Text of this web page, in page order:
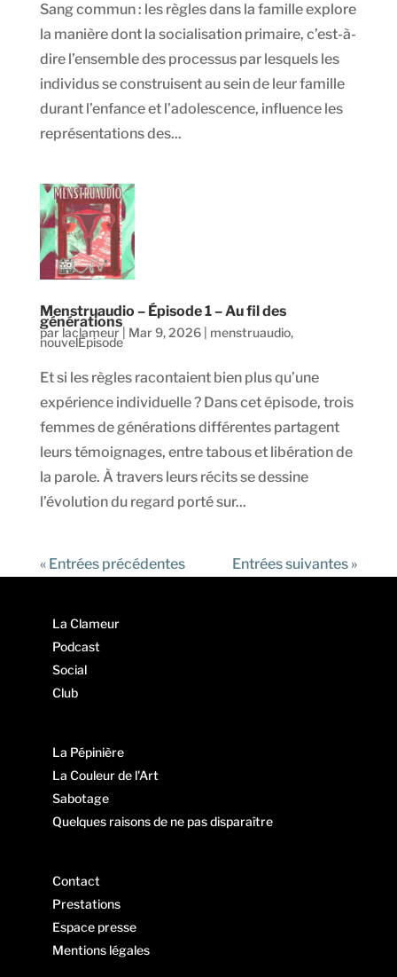
Sang commun : les règles dans la famille explore
la manière dont la socialisation primaire, c’est-à-
dire l’ensemble des processus par lesquels les
individus se construisent au sein de leur famille
durant l’enfance et l’adolescence, influence les
représentations des...
Menstruaudio – Épisode 1 – Au fil des
générations
par laclameur| Mar 9, 2026| menstruaudio,
nouvelEpisode
Et si les règles racontaient bien plus qu’une
expérience individuelle ? Dans cet épisode, trois
femmes de générations différentes partagent
leurs témoignages, entre tabous et libération de
la parole. À travers leurs récits se dessine
l’évolution du regard porté sur...
« Entrées précédentes Entrées suivantes »
La Clameur
Podcast
Social
Club
La Pépinière
La Couleur de l'Art
Sabotage
Quelques raisons de ne pas disparaître
Contact
Prestations
Espace presse
Mentions légales